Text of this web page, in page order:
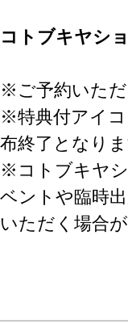
コトブキヤシ
※ご予約いた
※特典付アイ
布終了となり
※コトブキヤ
ベントや臨時
いただく場合